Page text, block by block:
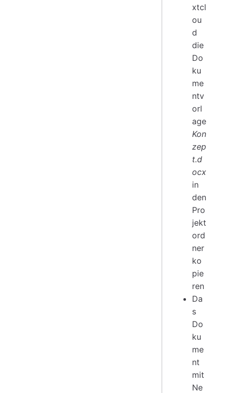
xtcl
ou
d
die
Do
ku
me
ntv
orl
age
Kon
zep
t.d
ocx
in
den
Pro
jekt
ord
ner
ko
pie
ren
Da
s
Do
ku
me
nt
mit
Ne